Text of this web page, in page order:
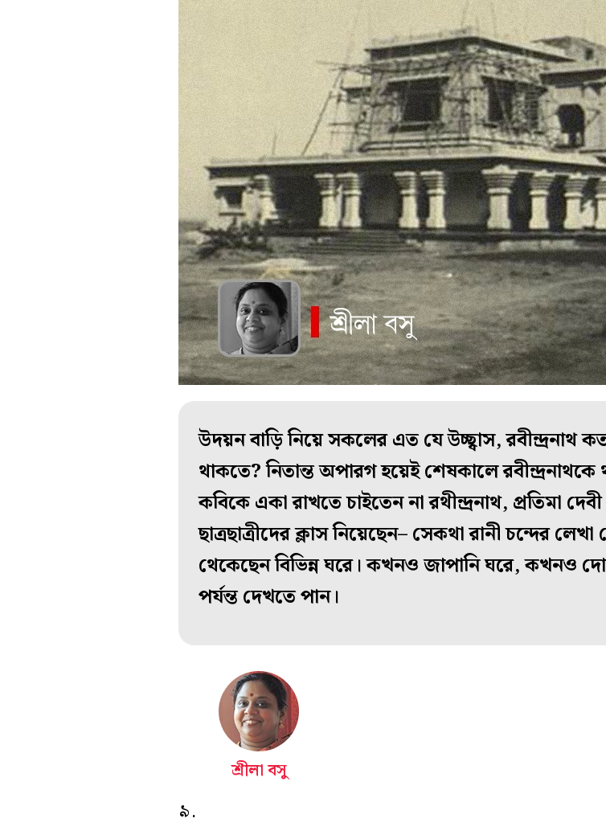
উদয়ন বাড়ি নিয়ে সকলের এত যে উচ্ছ্বাস, রবীন্দ্রনাথ
থাকতে? নিতান্ত অপারগ হয়েই শেষকালে
কবিকে একা রাখতে চাইতেন না রথীন্দ্রনাথ, প্রতিমা
ছাত্রছাত্রীদের ক্লাস নিয়েছেন– সেকথা রানী চন্দের
থেকেছেন বিভিন্ন ঘরে। কখনও জাপানি ঘরে, কখনও
পর্যন্ত দেখতে পান।
শ্রীলা বসু
৯.